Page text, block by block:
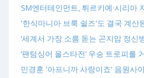
SM엔터테인먼트, 튀르키예·시리아
'한식마니아 브룩 쉴즈'도 결국 계산
‘세계서 가장 소름 돋는 곤지암 정신
‘팬텀싱어 올스타전’ 우승 트로피를
민경훈 '아프니까 사랑이죠' 음원사